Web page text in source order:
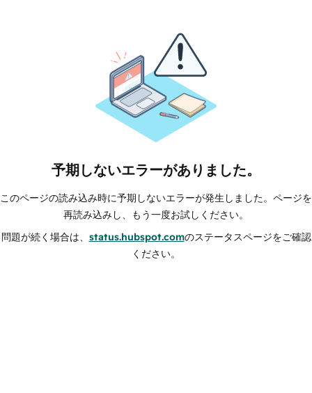
予期しないエラーがありました。
このページの読み込み時に予期しないエラーが発生しました。ページを
再読み込みし、もう一度お試しください。
問題が続く場合は、 status.hubspot.comのステータスページをご確認
ください。